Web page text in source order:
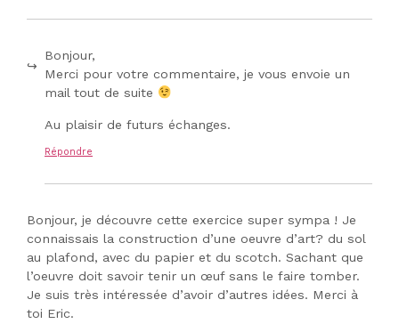
Bonjour,
Merci pour votre commentaire, je vous envoie un
mail tout de suite
Au plaisir de futurs échanges.
Répondre
Bonjour, je découvre cette exercice super sympa ! Je
connaissais la construction d’une oeuvre d’art? du sol
au plafond, avec du papier et du scotch. Sachant que
l’oeuvre doit savoir tenir un œuf sans le faire tomber.
Je suis très intéressée d’avoir d’autres idées. Merci à
toi Eric.